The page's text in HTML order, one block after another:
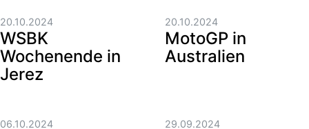
20.10.2024
WSBK
Wochenende in
Jerez
20.10.2024
MotoGP in
Australien
06.10.2024 29.09.2024